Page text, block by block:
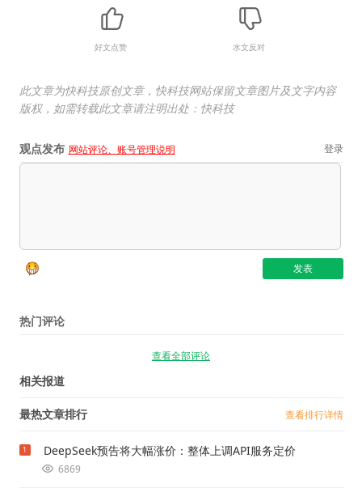
好文点赞 水文反对
此文章为快科技原创文章，快科技网站保留文章图片及文字内容
版权，如需转载此文章请注明出处：快科技
观点发布 网站评论、账号管理说明 登录
热门评论
查看全部评论
相关报道
最热文章排行 查看排行详情
1 DeepSeek预告将大幅涨价：整体上调API服务定价
6869